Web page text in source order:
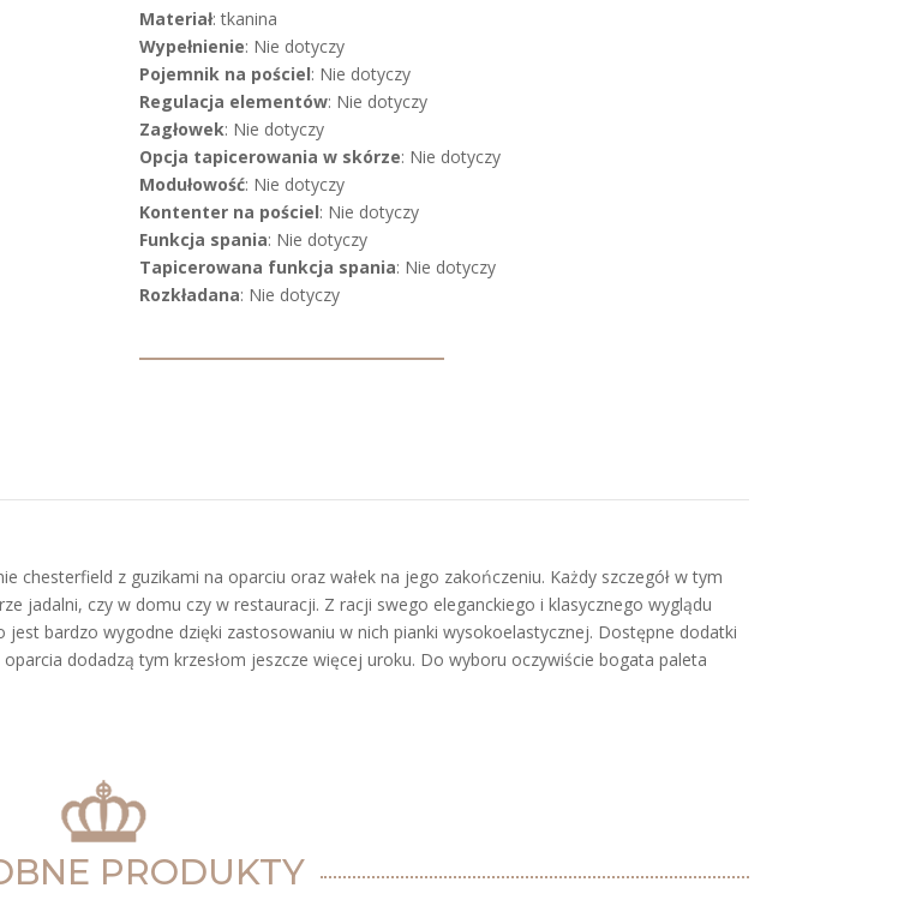
Materiał: tkanina
Wypełnienie: Nie dotyczy
Pojemnik na pościel: Nie dotyczy
Regulacja elementów: Nie dotyczy
Zagłowek: Nie dotyczy
Opcja tapicerowania w skórze: Nie dotyczy
Modułowość: Nie dotyczy
Kontenter na pościel: Nie dotyczy
Funkcja spania: Nie dotyczy
Tapicerowana funkcja spania: Nie dotyczy
Rozkładana: Nie dotyczy
chesterfield z guzikami na oparciu oraz wałek na jego zakończeniu. Każdy szczegół w tym
jadalni, czy w domu czy w restauracji. Z racji swego eleganckiego i klasycznego wyglądu
bardzo wygodne dzięki zastosowaniu w nich pianki wysokoelastycznej. Dostępne dodatki
dodadzą tym krzesłom jeszcze więcej uroku. Do wyboru oczywiście bogata paleta
PRODUKTY